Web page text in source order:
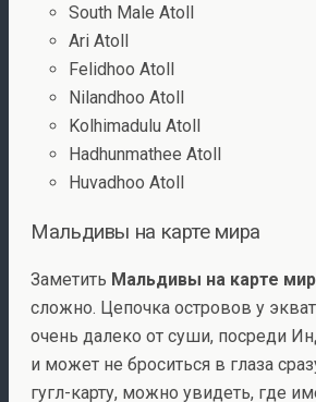
South Male Atoll
Ari Atoll
Felidhoo Atoll
Nilandhoo Atoll
Kolhimadulu Atoll
Hadhunmathee Atoll
Huvadhoo Atoll
Мальдивы на карте мира
Заметить Мальдивы на карте
сложно. Цепочка островов у
очень далеко от суши, посреди
и может не броситься в глаза
гугл-карту, можно увидеть, где